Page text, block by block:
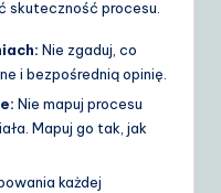
skuteczność procesu.
Nie zgaduj, co
i bezpośrednią opinię.
Nie mapuj procesu
Mapuj go tak, jak
każdej